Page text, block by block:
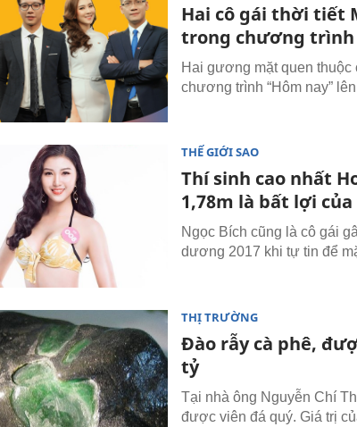
Hai cô gái thời tiết
trong chương trình
Hai gương mặt quen
chương trình “Hôm nay”
THẾ GIỚI SAO
Thí sinh cao nhất
1,78m là bất lợi
Ngọc Bích cũng là cô gái
dương 2017 khi tự tin để
THỊ TRƯỜNG
Đào rẫy cà phê,
tỷ
Tại nhà ông Nguyễn Chí
được viên đá quý. Giá trị